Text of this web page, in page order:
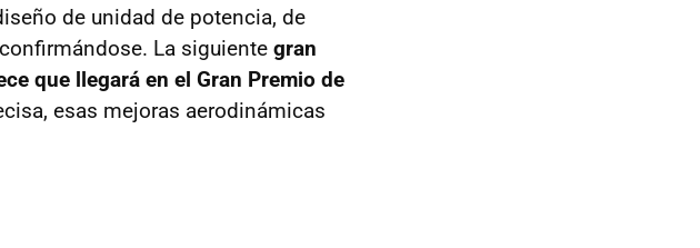
de unidad de potencia, de
La siguiente gran
que llegará en el Gran Premio de
esas mejoras aerodinámicas